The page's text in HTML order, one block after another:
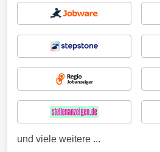
und viele weitere ...